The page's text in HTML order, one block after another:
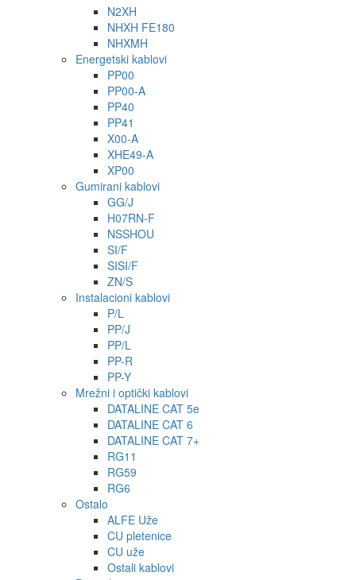
N2XH
NHXH FE180
NHXMH
Energetski kablovi
PP00
PP00-A
PP40
PP41
X00-A
XHE49-A
XP00
Gumirani kablovi
GG/J
H07RN-F
NSSHOU
SI/F
SISI/F
ZN/S
Instalacioni kablovi
P/L
PP/J
PP/L
PP-R
PP-Y
Mrežni i optički kablovi
DATALINE CAT 5e
DATALINE CAT 6
DATALINE CAT 7+
RG11
RG59
RG6
Ostalo
ALFE Uže
CU pletenice
CU uže
Ostali kablovi